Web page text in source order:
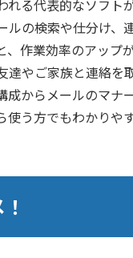
る代表的なソフト
の検索や仕分け、
作業効率のアップが
達やご家族と連絡を
からメールのマナ
う方でもわかりや